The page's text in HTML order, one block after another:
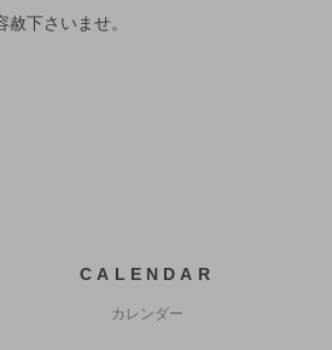
赦下さいませ。
CALENDAR
カレンダー